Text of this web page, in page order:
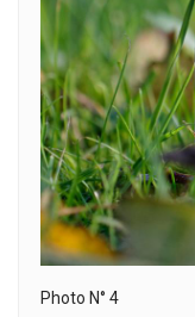
Photo N° 4